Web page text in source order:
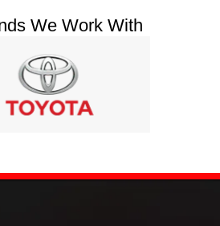
We Work With